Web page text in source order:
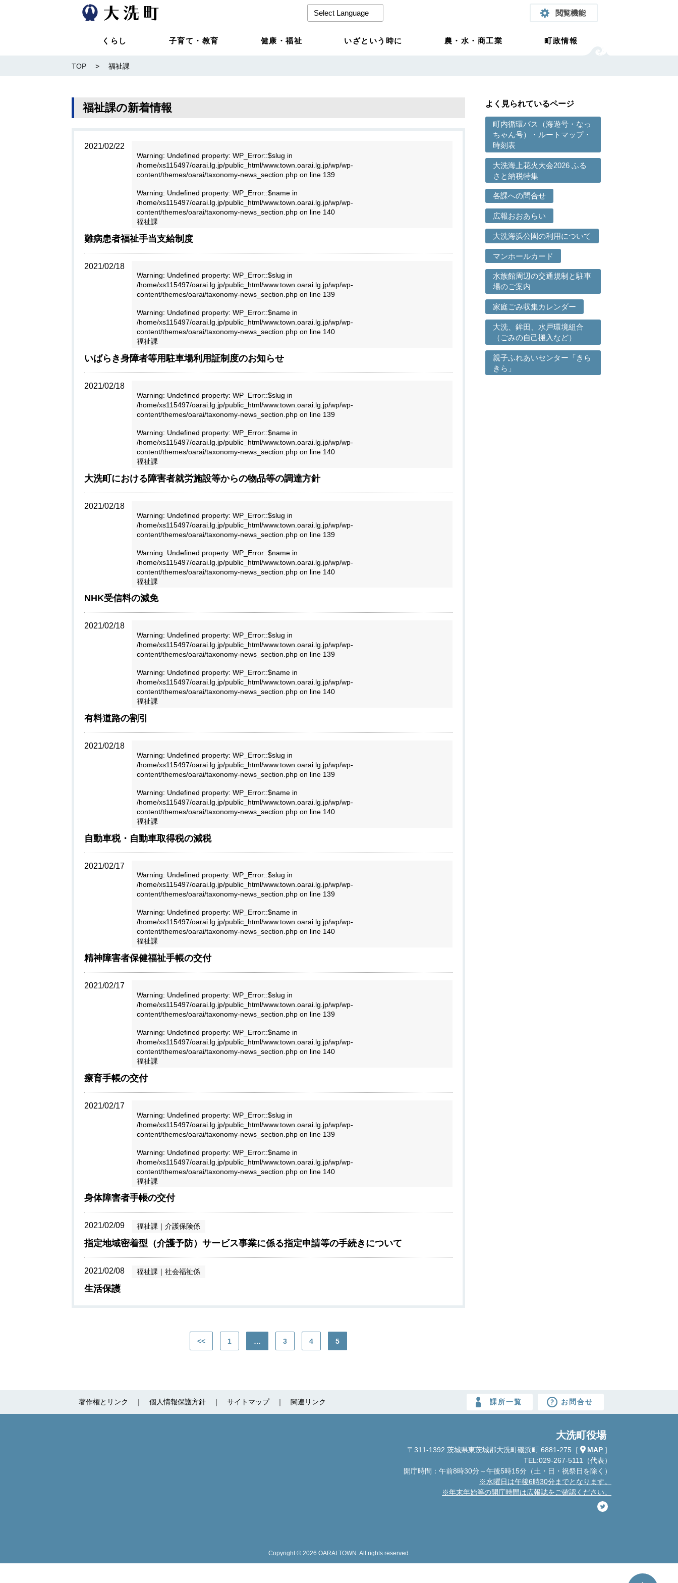
閲覧機能
くらし 子育て・教育 健康・福祉 いざという時に 農・水・商工業 町政情報
TOP > 福祉課
福祉課の新着情報
2021/02/22
Warning: Undefined property: WP_Error::$slug in
/home/xs115497/oarai.lg.jp/public_html/www.town.oarai.lg.jp/wp/wp-
content/themes/oarai/taxonomy-news_section.phpon line 139
Warning: Undefined property: WP_Error::$name in
/home/xs115497/oarai.lg.jp/public_html/www.town.oarai.lg.jp/wp/wp-
content/themes/oarai/taxonomy-news_section.phpon line 140
福祉課
難病患者福祉手当支給制度
2021/02/18
Warning: Undefined property: WP_Error::$slug in
/home/xs115497/oarai.lg.jp/public_html/www.town.oarai.lg.jp/wp/wp-
content/themes/oarai/taxonomy-news_section.phpon line 139
Warning: Undefined property: WP_Error::$name in
/home/xs115497/oarai.lg.jp/public_html/www.town.oarai.lg.jp/wp/wp-
content/themes/oarai/taxonomy-news_section.phpon line 140
福祉課
いばらき身障者等用駐車場利用証制度のお知らせ
2021/02/18
Warning: Undefined property: WP_Error::$slug in
/home/xs115497/oarai.lg.jp/public_html/www.town.oarai.lg.jp/wp/wp-
content/themes/oarai/taxonomy-news_section.phpon line 139
Warning: Undefined property: WP_Error::$name in
/home/xs115497/oarai.lg.jp/public_html/www.town.oarai.lg.jp/wp/wp-
content/themes/oarai/taxonomy-news_section.phpon line 140
福祉課
大洗町における障害者就労施設等からの物品等の調達方針
2021/02/18
Warning: Undefined property: WP_Error::$slug in
/home/xs115497/oarai.lg.jp/public_html/www.town.oarai.lg.jp/wp/wp-
content/themes/oarai/taxonomy-news_section.phpon line 139
Warning: Undefined property: WP_Error::$name in
/home/xs115497/oarai.lg.jp/public_html/www.town.oarai.lg.jp/wp/wp-
content/themes/oarai/taxonomy-news_section.phpon line 140
福祉課
NHK受信料の減免
2021/02/18
Warning: Undefined property: WP_Error::$slug in
/home/xs115497/oarai.lg.jp/public_html/www.town.oarai.lg.jp/wp/wp-
content/themes/oarai/taxonomy-news_section.phpon line 139
Warning: Undefined property: WP_Error::$name in
/home/xs115497/oarai.lg.jp/public_html/www.town.oarai.lg.jp/wp/wp-
content/themes/oarai/taxonomy-news_section.phpon line 140
福祉課
有料道路の割引
2021/02/18
Warning: Undefined property: WP_Error::$slug in
/home/xs115497/oarai.lg.jp/public_html/www.town.oarai.lg.jp/wp/wp-
content/themes/oarai/taxonomy-news_section.phpon line 139
Warning: Undefined property: WP_Error::$name in
/home/xs115497/oarai.lg.jp/public_html/www.town.oarai.lg.jp/wp/wp-
content/themes/oarai/taxonomy-news_section.phpon line 140
福祉課
自動車税・自動車取得税の減税
2021/02/17
Warning: Undefined property: WP_Error::$slug in
/home/xs115497/oarai.lg.jp/public_html/www.town.oarai.lg.jp/wp/wp-
content/themes/oarai/taxonomy-news_section.phpon line 139
Warning: Undefined property: WP_Error::$name in
/home/xs115497/oarai.lg.jp/public_html/www.town.oarai.lg.jp/wp/wp-
content/themes/oarai/taxonomy-news_section.phpon line 140
福祉課
精神障害者保健福祉手帳の交付
2021/02/17
Warning: Undefined property: WP_Error::$slug in
/home/xs115497/oarai.lg.jp/public_html/www.town.oarai.lg.jp/wp/wp-
content/themes/oarai/taxonomy-news_section.phpon line 139
Warning: Undefined property: WP_Error::$name in
/home/xs115497/oarai.lg.jp/public_html/www.town.oarai.lg.jp/wp/wp-
content/themes/oarai/taxonomy-news_section.phpon line 140
福祉課
療育手帳の交付
2021/02/17
Warning: Undefined property: WP_Error::$slug in
/home/xs115497/oarai.lg.jp/public_html/www.town.oarai.lg.jp/wp/wp-
content/themes/oarai/taxonomy-news_section.phpon line 139
Warning: Undefined property: WP_Error::$name in
/home/xs115497/oarai.lg.jp/public_html/www.town.oarai.lg.jp/wp/wp-
content/themes/oarai/taxonomy-news_section.phpon line 140
福祉課
身体障害者手帳の交付
2021/02/09 福祉課 ｜ 介護保険係
指定地域密着型（介護予防）サービス事業に係る指定申請等の手続きについて
2021/02/08 福祉課 ｜ 社会福祉係
生活保護
<< 1 … 3 4 5
よく見られているページ
町内循環バス（海遊号・なっ
ちゃん号）・ルートマップ・
時刻表
大洗海上花火大会2026 ふる
さと納税特集
各課への問合せ
広報おおあらい
大洗海浜公園の利用について
マンホールカード
水族館周辺の交通規制と駐車
場のご案内
家庭ごみ収集カレンダー
大洗、鉾田、水戸環境組合
（ごみの自己搬入など）
親子ふれあいセンター「きら
きら」
著作権とリンク 個人情報保護方針 サイトマップ 関連リンク 課所一覧 お問合せ
大洗町役場
〒311-1392 茨城県東茨城郡大洗町磯浜町 6881-275 ［ MAP ］
TEL:029-267-5111（代表）
開庁時間：午前8時30分～午後5時15分 （土・日・祝祭日を除く）
※水曜日は午後6時30分までとなります。
※年末年始等の開庁時間は広報誌をご確認ください。
Copyright © 2026 OARAI TOWN. All rights reserved.